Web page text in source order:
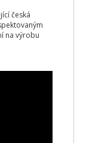
česká
na výrobu